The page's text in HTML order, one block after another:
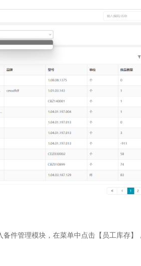
件管理模块，在菜单中点击【员工库存】